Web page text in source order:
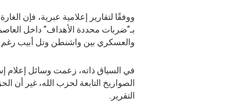
ووفقًا لتقارير إعلامية عبرية، فإن
بـ”ضربات محددة الأهداف” داخل
والعسكري بين واشنطن وتل أبيب رغم
في السياق ذاته، زعمت وسائل إعلام
الصواريخ التابعة لحزب الله، غير أن
التقرير.